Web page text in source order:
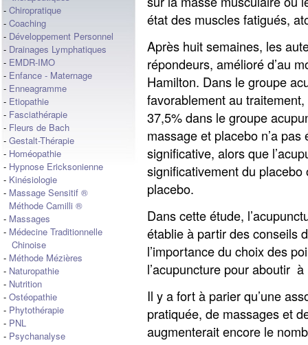
- Chiropratique
- Coaching
- Développement Personnel
- Drainages Lymphatiques
- EMDR-IMO
- Enfance - Maternage
- Enneagramme
- Etiopathie
- Fasciathérapie
- Fleurs de Bach
- Gestalt-Thérapie
- Homéopathie
- Hypnose Ericksonienne
- Kinésiologie
- Massage Sensitif ®
Méthode Camilli ®
- Massages
- Médecine Traditionnelle
Chinoise
- Méthode Mézières
- Naturopathie
- Nutrition
- Ostéopathie
- Phytothérapie
- PNL
- Psychanalyse
état des muscles fatigués,
Après huit semaines, les
répondeurs, amélioré d’au
Hamilton. Dans le groupe
favorablement au
37,5% dans le groupe
massage et placebo n’a
significative, alors que
significativement du
placebo.
Dans cette étude,
établie à partir des conseils
l’importance du choix des
l’acupuncture pour aboutir
Il y a fort à parier qu’une
pratiquée, de massages et
augmenterait encore le